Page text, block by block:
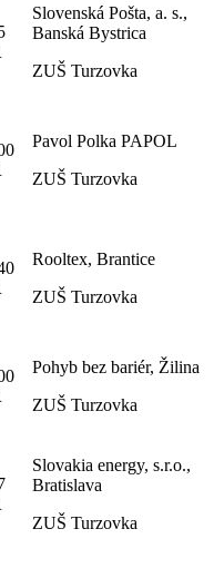
Slovenská Pošta, a. s.,
Banská Bystrica
ZUŠ Turzovka
Pavol Polka PAPOL
ZUŠ Turzovka
Rooltex, Brantice
ZUŠ Turzovka
Pohyb bez bariér, Žilina
ZUŠ Turzovka
Slovakia energy, s.r.o.,
Bratislava
ZUŠ Turzovka